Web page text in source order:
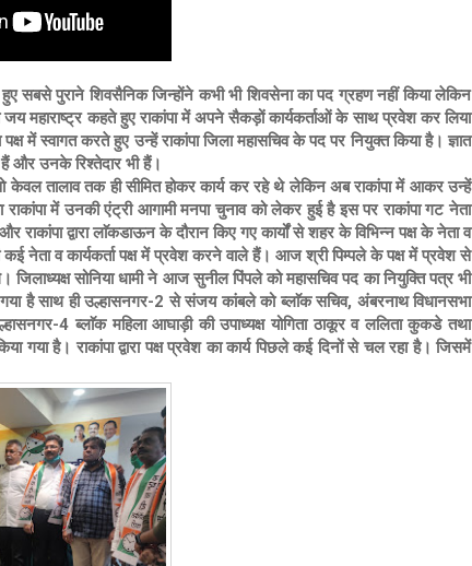
सबसे पुराने शिवसैनिक जिन्होंने कभी भी शिवसेना का पद ग्रहण नहीं किया लेकिन
महाराष्ट्र कहते हुए राकांपा में अपने सैकड़ों कार्यकर्ताओं के साथ प्रवेश कर लिया
में स्वागत करते हुए उन्हें राकांपा जिला महासचिव के पद पर नियुक्त किया है। ज्ञात
और उनके रिश्तेदार भी हैं।
केवल तालाव तक ही सीमित होकर कार्य कर रहे थे लेकिन अब राकांपा में आकर उन्हें
में उनकी एंट्री आगामी मनपा चुनाव को लेकर हुई है इस पर राकांपा गट नेता
द्वारा लाॅकडाऊन के दौरान किए गए कार्यों से शहर के विभिन्न पक्ष के नेता व
नेता व कार्यकर्ता पक्ष में प्रवेश करने वाले हैं। आज श्री पिम्पले के पक्ष में प्रवेश से
सोनिया धामी ने आज सुनील पिंपले को महासचिव पद का नियुक्ति पत्र भी
गया है साथ ही उल्हासनगर-2 से संजय कांबले को ब्लाॅक सचिव, अंबरनाथ विधानसभा
4 ब्लाॅक महिला आघाड़ी की उपाध्यक्ष योगिता ठाकूर व ललिता कुकडे तथा
गया है। राकांपा द्वारा पक्ष प्रवेश का कार्य पिछले कई दिनों से चल रहा है। जिसमें